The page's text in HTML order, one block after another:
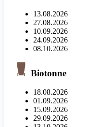
13.08.2026
27.08.2026
10.09.2026
24.09.2026
08.10.2026
Biotonne
18.08.2026
01.09.2026
15.09.2026
29.09.2026